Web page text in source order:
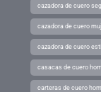
cazadora de cuero
cazadora de cuero
cazadora de cuero
casacas de cuero
carteras de cuero